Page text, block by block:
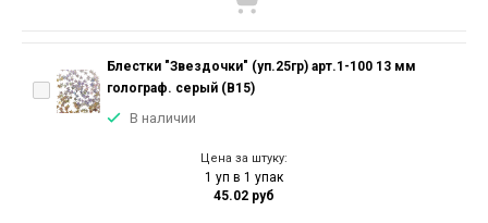
Блестки "Звездочки" (уп.25гр) арт.1-100 13 мм
голограф. серый (В15)
В наличии
Цена за штуку:
1 уп в 1 упак
45.02 руб